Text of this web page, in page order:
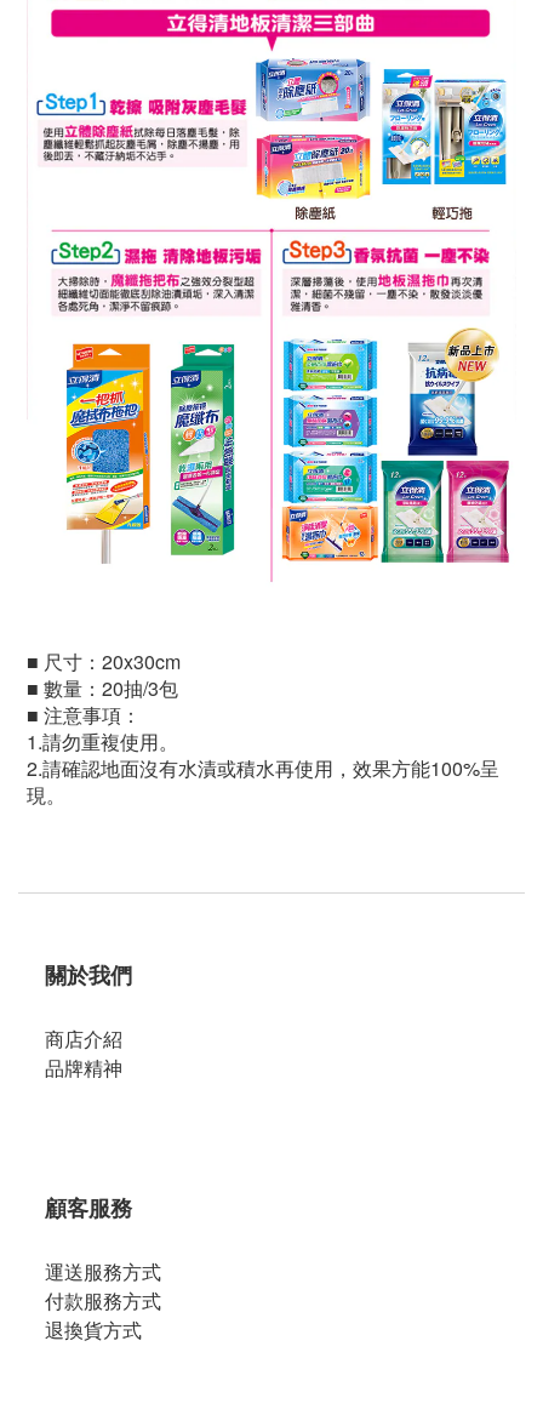
■ 尺寸：20x30cm
■ 數量 ：20抽/3包
■ 注意事項：
1.請勿重複使用。
2.請確認地面沒有水漬或積水再使用，效果方能100%呈
現。
關於我們
商店介紹
品牌精神
顧客服務
運送服務方式
付款服務方式
退換貨方式